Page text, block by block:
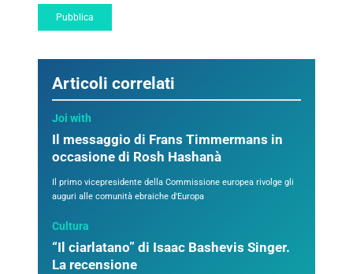
Articoli correlati
Joi with
Il messaggio di Frans Timmermans in
occasione di Rosh Hashanà
Il primo vicepresidente della Commissione europea rivolge gli
auguri alle comunità ebraiche d'Europa
Cultura
“Il ciarlatano” di Isaac Bashevis Singer.
La recensione